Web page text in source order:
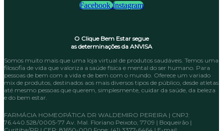
Facebook Instagram
O Clique Bem Estar segue
as determinações da ANVISA
Somos muito mais que uma loja virtual de produtos saudáveis. Temos uma
filosofia de vida que valoriza a saúde física e mental do ser humano. Para
pessoas de bem com a vida e de bem com o mundo. Oferece um variado
mix de produtos, destinados aos mais diversos tipos de público, desde atletas
até mesmo pessoas que querem, simplesmente, cuidar da saúde, da beleza
e do bem estar.
FARMÁCIA HOMEOPÁTICA DR WALDEMIRO PEREIRA | CNPJ:
76.440.528/0005-77 Av. Mal. Floriano Peixoto, 7709 | Boqueirão |